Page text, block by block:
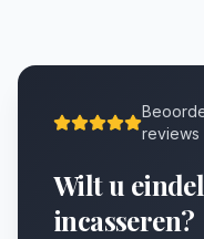
reviews
Wilt u
incasseren?